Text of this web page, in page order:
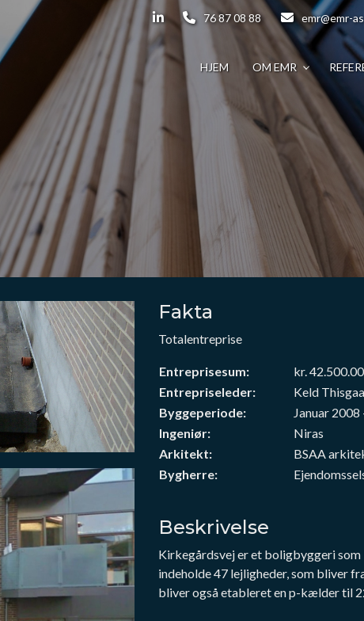
76 87 08 88 emr@emr-
HJEM OM EMR
Fakta
Totalentreprise
Entreprisesum:
kr.
Entrepriseleder:
Keld
Byggeperiode:
Januar
Ingeniør:
Niras
Arkitekt:
BSAA
Bygherre:
Beskrivelse
Kirkegårdsvej er et boligbyggeri
indeholde 47 lejligheder, som bliver
bliver også etableret en p-kælder til